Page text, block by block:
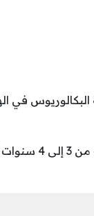
في
يشترط ان